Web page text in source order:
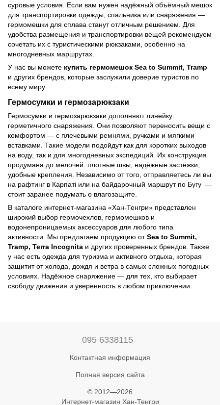
суровые условия. Если вам нужен надёжный объёмный мешок
для транспортировки одежды, спальника или снаряжения —
гермомешки для сплава станут отличным решением. Для
удобства размещения и транспортировки вещей рекомендуем
сочетать их с туристическими рюкзаками, особенно на
многодневных маршрутах.
У нас вы можете купить гермомешок Sea to Summit, Tramp
и других брендов, которые заслужили доверие туристов по
всему миру.
Гермосумки и гермозарюкзаки
Гермосумки и гермозарюкзаки дополняют линейку
герметичного снаряжения. Они позволяют переносить вещи с
комфортом — с плечевыми ремнями, ручками и мягкими
вставками. Такие модели подойдут как для коротких выходов
на воду, так и для многодневных экспедиций. Их конструкция
продумана до мелочей: плотные швы, надёжные застёжки,
удобные крепления. Независимо от того, отправляетесь ли вы
на рафтинг в Карпаті или на байдарочный маршрут по Бугу —
стоит заранее подумать о влагозащите.
В каталоге интернет-магазина «Хан-Тенгри» представлен
широкий выбор гермочехлов, гермомешков и
водонепроницаемых аксессуаров для любого типа
активности. Мы предлагаем продукцию отSea to Summit,
Tramp, Terra Incognita и других проверенных брендов. Также
у нас есть одежда для туризма и активного отдыха , которая
защитит от холода, дождя и ветра в самых сложных погодных
условиях. Надёжное снаряжение — для тех, кто выбирает
свободу движения и уверенность в любом приключении.
095 6338115
Контактная информация
Полная версия сайта
© 2012—2026
Интернет-магазин Хан-Тенгри